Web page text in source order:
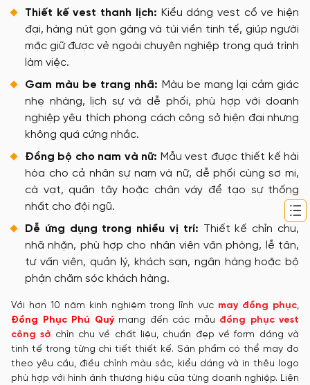
Thiết kế vest thanh lịch: Kiểu dáng vest cổ ve hiện
đại, hàng nút gọn gàng và túi viền tinh tế, giúp người
mặc giữ được vẻ ngoài chuyên nghiệp trong quá trình
làm việc.
Gam màu be trang nhã: Màu be mang lại cảm giác
nhẹ nhàng, lịch sự và dễ phối, phù hợp với doanh
nghiệp yêu thích phong cách công sở hiện đại nhưng
không quá cứng nhắc.
Đồng bộ cho nam và nữ: Mẫu vest được thiết kế hài
hòa cho cả nhân sự nam và nữ, dễ phối cùng sơ mi,
cà vạt, quần tây hoặc chân váy để tạo sự thống
nhất cho đội ngũ.
Dễ ứng dụng trong nhiều vị trí: Thiết kế chỉn chu,
nhã nhặn, phù hợp cho nhân viên văn phòng, lễ tân,
tư vấn viên, quản lý, khách sạn, ngân hàng hoặc bộ
phận chăm sóc khách hàng.
Với hơn 10 năm kinh nghiệm trong lĩnh vực may đồng phục,
Đồng Phục Phú Quýmang đến các mẫu đồng phục vest
công sở chỉn chu về chất liệu, chuẩn đẹp về form dáng và
tinh tế trong từng chi tiết thiết kế. Sản phẩm có thể may đo
theo yêu cầu, điều chỉnh màu sắc, kiểu dáng và in thêu logo
phù hợp với hình ảnh thương hiệu của từng doanh nghiệp. Liên